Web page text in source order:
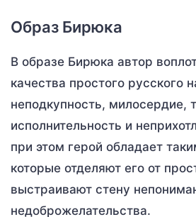
Образ Бирюка
В образе Бирюка автор
качества простого русского
неподкупность, милосердие,
исполнительность и
при этом герой обладает
которые отделяют его от
выстраивают стену
недоброжелательства.